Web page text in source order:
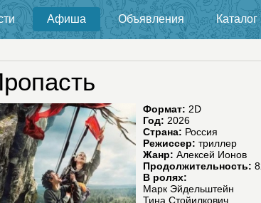
Афиша Объявления Каталог
Формат: 2D
Год: 2026
Страна: Россия
Режиссер: триллер
Жанр: Алексей Ионов
Продолжительность:
В ролях:
Марк Эйдельштейн
Тина Стойилкович